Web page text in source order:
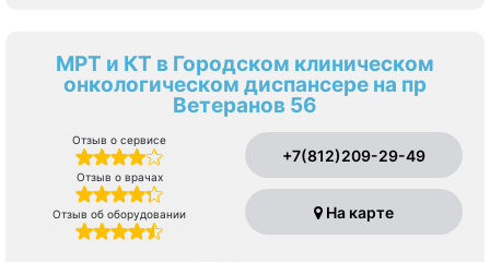
МРТ и КТ в Городском клиническом
онкологическом диспансере на пр
Ветеранов 56
Отзыв о сервисе
Отзыв о врачах
Отзыв об оборудовании
+7(812)209-29-49
На карте